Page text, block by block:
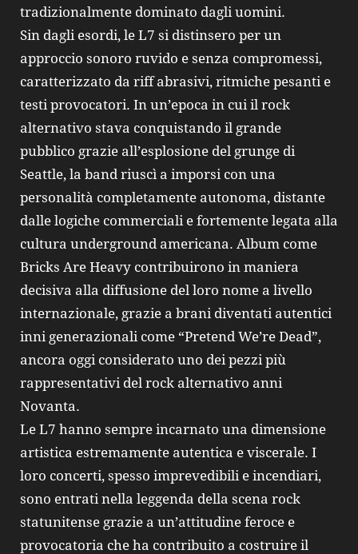
tradizionalmente dominato dagli uomini.
Sin dagli esordi, le L7 si distinsero per un
approccio sonoro ruvido e senza compromessi,
caratterizzato da riff abrasivi, ritmiche pesanti e
testi provocatori. In un’epoca in cui il rock
alternativo stava conquistando il grande
pubblico grazie all’esplosione del grunge di
Seattle, la band riuscì a imporsi con una
personalità completamente autonoma, distante
dalle logiche commerciali e fortemente legata alla
cultura underground americana. Album come
Bricks Are Heavy contribuirono in maniera
decisiva alla diffusione del loro nome a livello
internazionale, grazie a brani diventati autentici
inni generazionali come “Pretend We’re Dead”,
ancora oggi considerato uno dei pezzi più
rappresentativi del rock alternativo anni
Novanta.
Le L7 hanno sempre incarnato una dimensione
artistica estremamente autentica e viscerale. I
loro concerti, spesso imprevedibili e incendiari,
sono entrati nella leggenda della scena rock
statunitense grazie a un’attitudine feroce e
provocatoria che ha contribuito a costruire il